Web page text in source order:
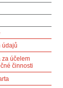
údajů
za účelem
činnosti